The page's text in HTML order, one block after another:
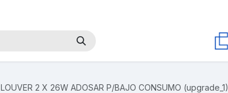
LOUVER 2 X 26W ADOSAR P/BAJO CONSUMO (upgrade_1)